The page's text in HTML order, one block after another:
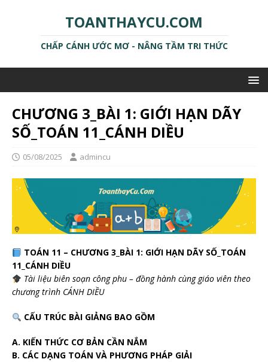
TOANTHAYCU.COM
CHẤP CÁNH ƯỚC MƠ - NÂNG TẦM TRI THỨC
CHƯƠNG 3_BÀI 1: GIỚI HẠN DÃY
SỐ_TOÁN 11_CÁNH DIỀU
05/08/2025 admincu
TOÁN 11 – CHƯƠNG 3_BÀI 1: GIỚI HẠN DÃY SỐ_TOÁN
11_CÁNH DIỀU
Tài liệu biên soạn công phu – đồng hành cùng giáo viên theo
chương trình CÁNH DIỀU
CẤU TRÚC BÀI GIẢNG BAO GỒM
A. KIẾN THỨC CƠ BẢN CẦN NẮM
B. CÁC DẠNG TOÁN VÀ PHƯƠNG PHÁP GIẢI